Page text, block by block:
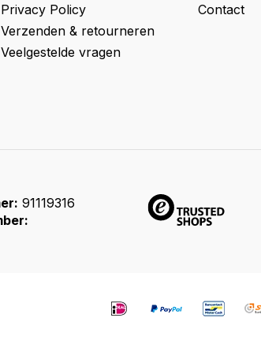
Privacy Policy
Verzenden & retourneren
Veelgestelde vragen
Contact
91119316